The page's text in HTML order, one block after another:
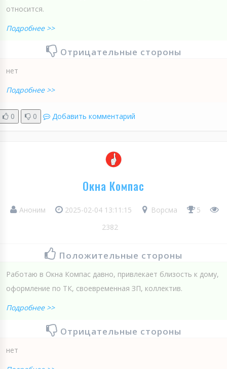
относится.
Подробнее >>
Отрицательные стороны
нет
Подробнее >>
0 0 Добавить комментарий
Окна Компас
Аноним 2025-02-04 13:11:15 Ворсма
5
2382
Положительные стороны
Работаю в Окна Компас давно, привлекает близость к дому,
оформление по ТК, своевременная ЗП, коллектив.
Подробнее >>
Отрицательные стороны
нет